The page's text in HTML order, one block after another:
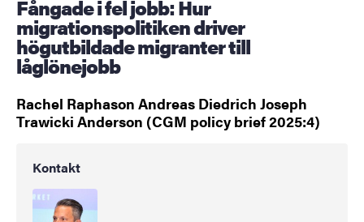
Fångade i fel jobb: Hur
migrationspolitiken driver
högutbildade migranter till
låglönejobb
Rachel Raphason Andreas Diedrich Joseph
Trawicki Anderson (CGM policy brief 2025:4)
Kontakt